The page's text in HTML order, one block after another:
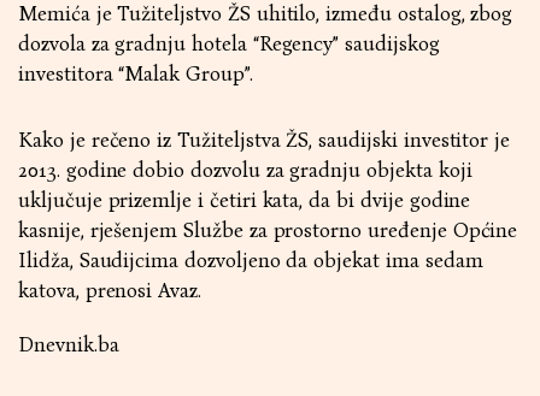
Memića je Tužiteljstvo ŽS uhitilo, između ostalog, zbog
dozvola za gradnju hotela “Regency” saudijskog
investitora “Malak Group”.
Kako je rečeno iz Tužiteljstva ŽS, saudijski investitor je
2013. godine dobio dozvolu za gradnju objekta koji
uključuje prizemlje i četiri kata, da bi dvije godine
kasnije, rješenjem Službe za prostorno uređenje Općine
Ilidža, Saudijcima dozvoljeno da objekat ima sedam
katova, prenosiAvaz.
Dnevnik.ba